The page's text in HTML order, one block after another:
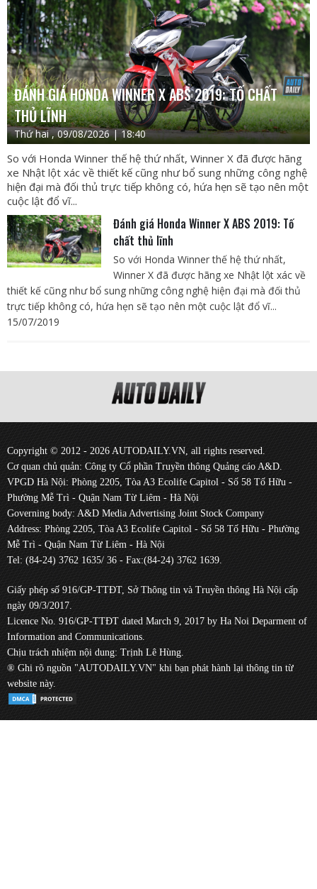
ĐÁNH GIÁ HONDA WINNER X ABS 2019: TỐ CHẤT
THỦ LĨNH
Thứ hai , 09/08/2026 | 18:40
So với Honda Winner thế hệ thứ nhất, Winner X đã được hãng
xe Nhật lột xác về thiết kế cũng như bổ sung những công nghệ
hiện đại mà đối thủ trực tiếp không có, hứa hẹn sẽ tạo nên một
cuộc lật đổ vĩ...
Đánh giá Honda Winner X ABS 2019: Tố
chất thủ lĩnh
So với Honda Winner thế hệ thứ nhất,
Winner X đã được hãng xe Nhật lột xác về
thiết kế cũng như bổ sung những công nghệ hiện đại mà đối thủ
trực tiếp không có, hứa hẹn sẽ tạo nên một cuộc lật đổ vĩ...
15/07/2019
Copyright © 2012 - 2026 AUTODAILY.VN, all rights reserved.
Cơ quan chủ quản: Công ty Cổ phần Truyền thông Quảng cáo A&D.
VPGD Hà Nội: Phòng 2205, Tòa A3 Ecolife Capitol - Số 58 Tố Hữu -
Phường Mễ Trì - Quận Nam Từ Liêm - Hà Nội
Governing body: A&D Media Advertising Joint Stock Company
Address: Phòng 2205, Tòa A3 Ecolife Capitol - Số 58 Tố Hữu - Phường
Mễ Trì - Quận Nam Từ Liêm - Hà Nội
Tel: (84-24) 3762 1635/ 36 - Fax:(84-24) 3762 1639.
Giấy phép số 916/GP-TTĐT, Sở Thông tin và Truyền thông Hà Nội cấp
ngày 09/3/2017.
Licence No. 916/GP-TTĐT dated March 9, 2017 by Ha Noi Deparment of
Information and Communications.
Chịu trách nhiệm nội dung: Trịnh Lê Hùng.
® Ghi rõ nguồn "AUTODAILY.VN" khi bạn phát hành lại thông tin từ
website này.